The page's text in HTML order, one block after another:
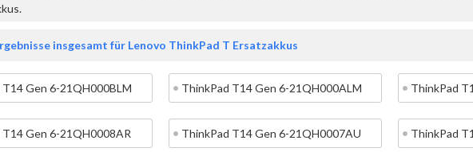
insgesamt für Lenovo ThinkPad T Ersatzakkus
T14 Gen 6-21QH000BLM ThinkPad T14 Gen 6-21QH000ALM ThinkPad
T14 Gen 6-21QH0008AR ThinkPad T14 Gen 6-21QH0007AU ThinkPad